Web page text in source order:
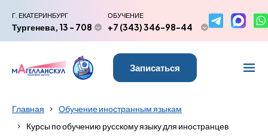
Г. ЕКАТЕРИНБУРГ
Тургенева, 13 - 708
ОБУЧЕНИЕ
+7 (343) 346-98-44
Записаться
Главная
Обучение иностранным языкам
Курсы по обучению русскому языку для иностранцев